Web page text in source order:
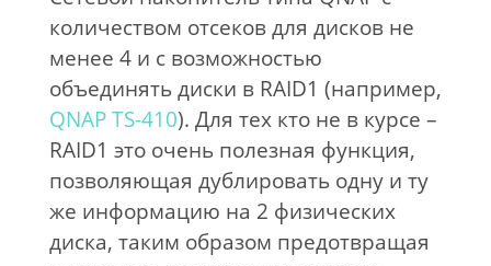
количеством отсеков для дисков не
менее 4 и с возможностью
объединять диски в RAID1 (например,
QNAP TS-410). Для тех кто не в курсе –
RAID1 это очень полезная функция,
позволяющая дублировать одну и ту
же информацию на 2 физических
диска, таким образом предотвращая